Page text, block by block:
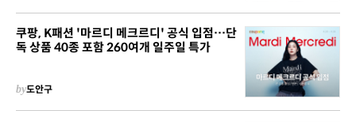
쿠팡, K패션 '마르디 메크르디' 공식 입점…단
독 상품 40종 포함 260여개 일주일 특가
by도안구